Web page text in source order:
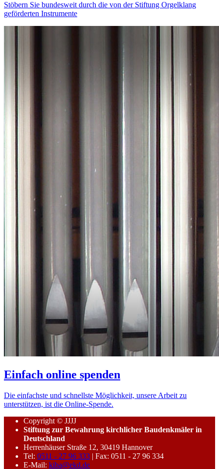
Stöbern Sie bundesweit durch die von der Stiftung Orgelklang
geförderten Instrumente
Einfach online spenden
Die einfachste und schnellste Möglichkeit, unsere Arbeit zu
unterstützen, ist die Online-Spende.
Copyright © JJJJ
Stiftung zur Bewahrung kirchlicher Baudenkmäler in
Deutschland
Herrenhäuser Straße 12, 30419 Hannover
Tel: 0511 - 27 96 333 | Fax: 0511 - 27 96 334
E-Mail: kiba@ekd.de